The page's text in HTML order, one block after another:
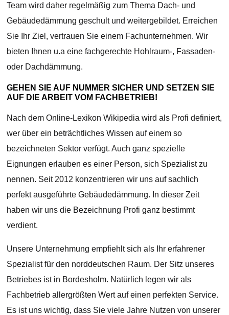
Team wird daher regelmäßig zum Thema Dach- und
Gebäudedämmung geschult und weitergebildet. Erreichen
Sie Ihr Ziel, vertrauen Sie einem Fachunternehmen. Wir
bieten Ihnen u.a eine fachgerechte Hohlraum-, Fassaden-
oder Dachdämmung.
GEHEN SIE AUF NUMMER SICHER UND SETZEN SIE
AUF DIE ARBEIT VOM FACHBETRIEB!
Nach dem Online-Lexikon Wikipedia wird als Profi definiert,
wer über ein beträchtliches Wissen auf einem so
bezeichneten Sektor verfügt. Auch ganz spezielle
Eignungen erlauben es einer Person, sich Spezialist zu
nennen. Seit 2012 konzentrieren wir uns auf sachlich
perfekt ausgeführte Gebäudedämmung. In dieser Zeit
haben wir uns die Bezeichnung Profi ganz bestimmt
verdient.
Unsere Unternehmung empfiehlt sich als Ihr erfahrener
Spezialist für den norddeutschen Raum. Der Sitz unseres
Betriebes ist in Bordesholm. Natürlich legen wir als
Fachbetrieb allergrößten Wert auf einen perfekten Service.
Es ist uns wichtig, dass Sie viele Jahre Nutzen von unserer